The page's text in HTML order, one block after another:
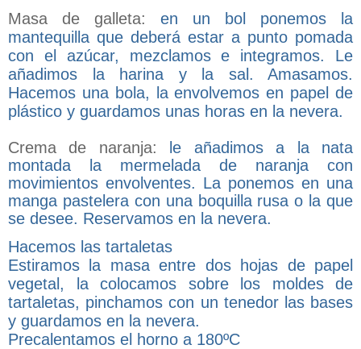
Masa de galleta:
en un bol ponemos la
mantequilla que deberá estar a punto pomada
con el azúcar, mezclamos e integramos. Le
añadimos la harina y la sal. Amasamos.
Hacemos una bola, la envolvemos en papel de
plástico y guardamos unas horas en la nevera.
Crema de naranja: le añadimos a la nata
montada la mermelada de naranja con
movimientos envolventes. La ponemos en una
manga pastelera con una boquilla rusa o la que
se desee. Reservamos en la nevera.
Hacemos las tartaletas
Estiramos la masa entre dos hojas de papel
vegetal, la colocamos sobre los moldes de
tartaletas, pinchamos con un tenedor las bases
y guardamos en la nevera.
Precalentamos el horno a 180ºC